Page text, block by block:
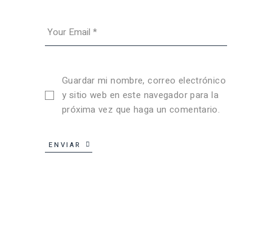
Guardar mi nombre, correo electrónico
y sitio web en este navegador para la
próxima vez que haga un comentario.
ENVIAR